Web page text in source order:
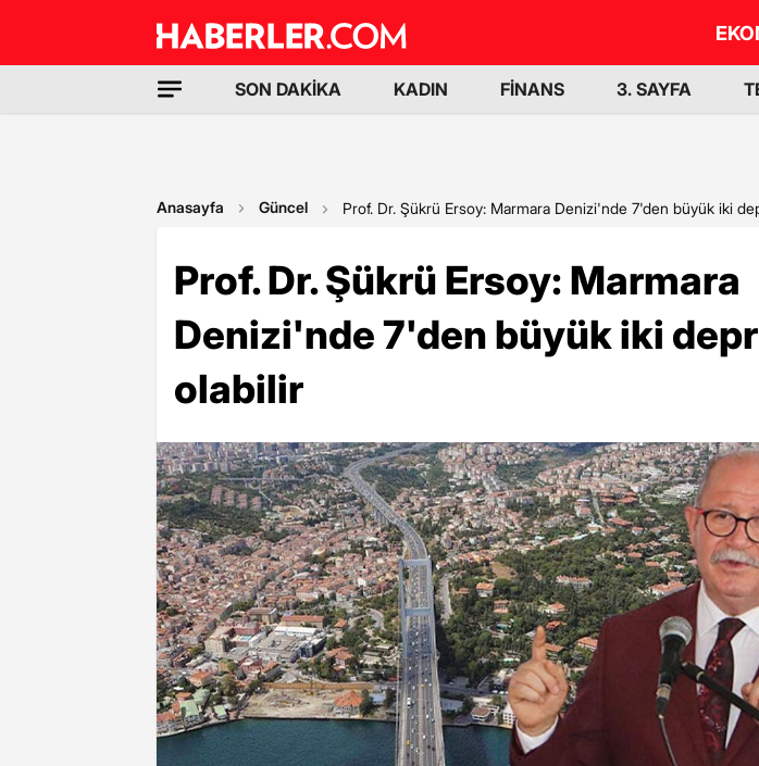
SON DAKİKA KADIN FİNANS 3. SAYFA
Anasayfa Güncel Prof. Dr. Şükrü Ersoy: Marmara Denizi'nde 7'den büyük iki
Prof. Dr. Şükrü Ersoy: Marmara
Denizi'nde 7'den büyük iki
olabilir